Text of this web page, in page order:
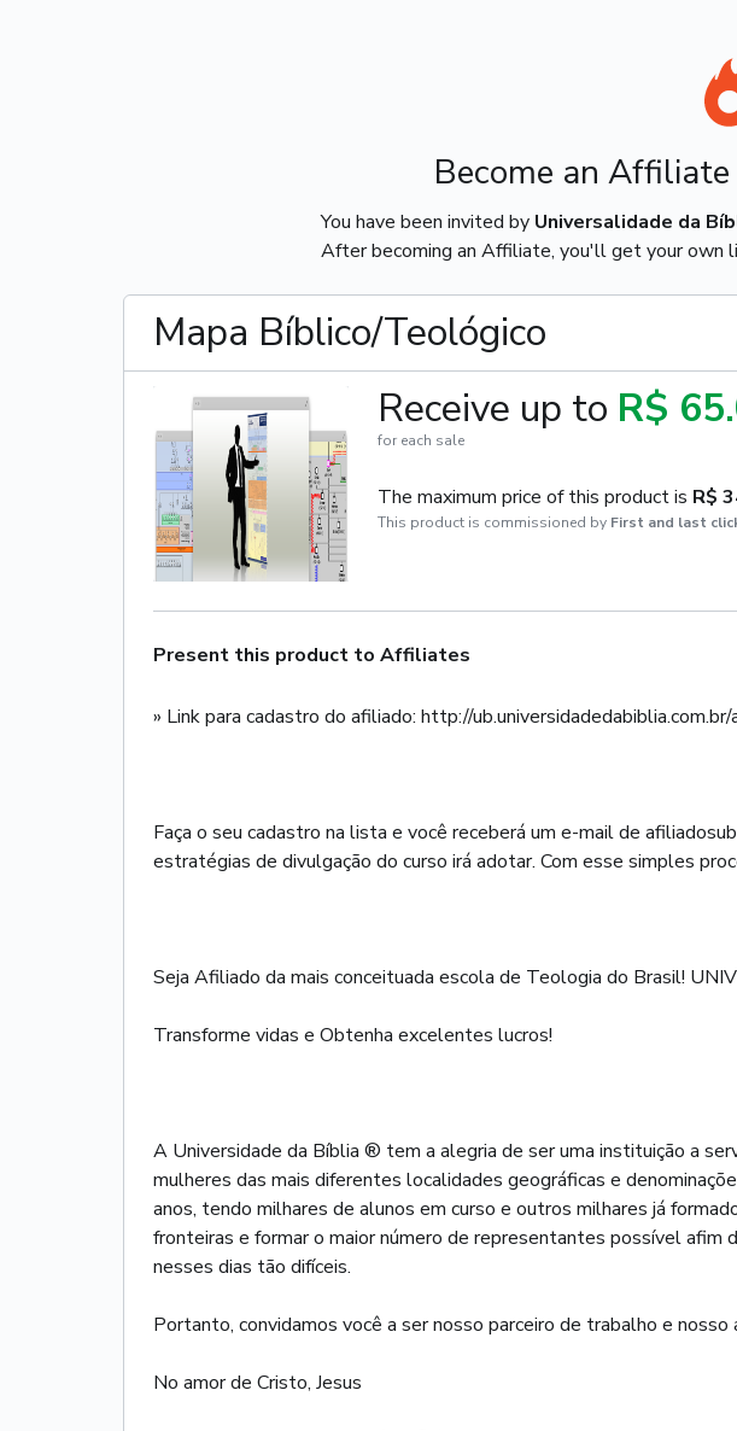
Become an
You have been invited by Universalidade da
After becoming an Affiliate, you'll get your own
Mapa Bíblico/Teológico
Receive up to R$
for each sale
The maximum price of this product is R$
This product is commissioned by First and last
Present this product to Affiliates
» Link para cadastro do afiliado: http://
Faça o seu cadastro na lista e você receberá um e-mail de
estratégias de divulgação do curso irá adotar. Com esse simples
Seja Afiliado da mais conceituada escola de Teologia do Brasil!
Transforme vidas e Obtenha excelentes lucros!
A Universidade da Bíblia ® tem a alegria de ser uma instituição a
mulheres das mais diferentes localidades geográficas e
anos, tendo milhares de alunos em curso e outros milhares já
fronteiras e formar o maior número de representantes possível
nesses dias tão difíceis.
Portanto, convidamos você a ser nosso parceiro de trabalho e nosso
No amor de Cristo, Jesus